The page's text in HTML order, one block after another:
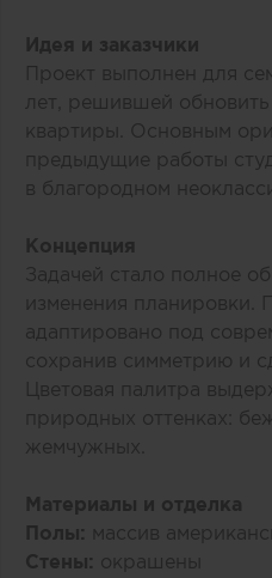
Идея и заказчики
Проект выполнен для
лет, решившей
квартиры. Основным
предыдущие работы
в благородном
Концепция
Задачей стало полное
изменения планировки.
адаптировано под
сохранив симметрию и
Цветовая палитра
природных оттенках:
жемчужных.
Материалы и отделка
Полы: массив
Стены: окрашены